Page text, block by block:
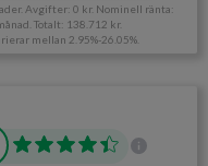
Avgifter: 0 kr. Nominell ränta:
Totalt: 138.712 kr.
mellan 2.95%-26.05%.